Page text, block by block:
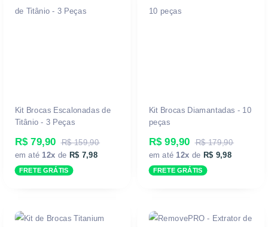
Kit Brocas Escalonadas de
Titânio - 3 Peças
R$ 79,90 R$ 159,90
em até 12x de R$ 7,98
FRETE GRÁTIS
Kit Brocas Diamantadas - 10
peças
R$ 99,90 R$ 179,90
em até 12x de R$ 9,98
FRETE GRÁTIS